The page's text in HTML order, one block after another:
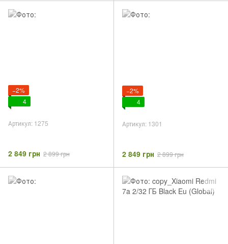
−2%
4
Артикул: 1275
2 849 грн 2 899 грн
−2%
4
Артикул: 1301
2 849 грн 2 899 грн